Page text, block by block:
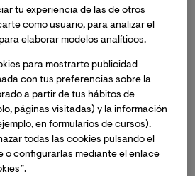
tu experiencia de las de otros
como usuario, para analizar el
elaborar modelos analíticos.
para mostrarte publicidad
con tus preferencias sobre la
a partir de tus hábitos de
páginas visitadas) y la información
en formularios de cursos).
todas las cookies pulsando el
o configurarlas mediante el enlace